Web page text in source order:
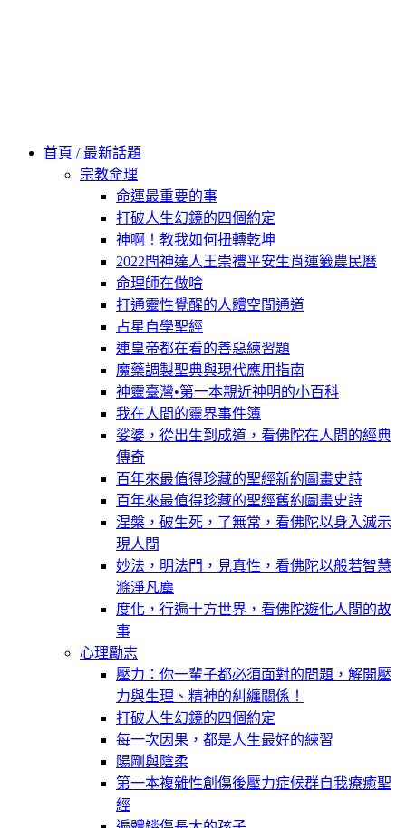
首頁 / 最新話題
宗教命理
命運最重要的事
打破人生幻鏡的四個約定
神啊！教我如何扭轉乾坤
2022問神達人王崇禮平安生肖運籤農民曆
命理師在做啥
打通靈性覺醒的人體空間通道
占星自學聖經
連皇帝都在看的善惡練習題
魔藥調製聖典與現代應用指南
神靈臺灣•第一本親近神明的小百科
我在人間的靈界事件簿
娑婆，從出生到成道，看佛陀在人間的經典
傳奇
百年來最值得珍藏的聖經新約圖畫史詩
百年來最值得珍藏的聖經舊約圖畫史詩
涅槃，破生死，了無常，看佛陀以身入滅示
現人間
妙法，明法門，見真性，看佛陀以般若智慧
滌淨凡塵
度化，行遍十方世界，看佛陀遊化人間的故
事
心理勵志
壓力：你一輩子都必須面對的問題，解開壓
力與生理、精神的糾纏關係！
打破人生幻鏡的四個約定
每一次因果，都是人生最好的練習
陽剛與陰柔
第一本複雜性創傷後壓力症候群自我療癒聖
經